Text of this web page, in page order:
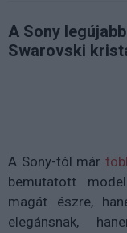
A Sony
Swarovski
A Sony-tól már
bemutatott
magát észre,
elegánsnak,